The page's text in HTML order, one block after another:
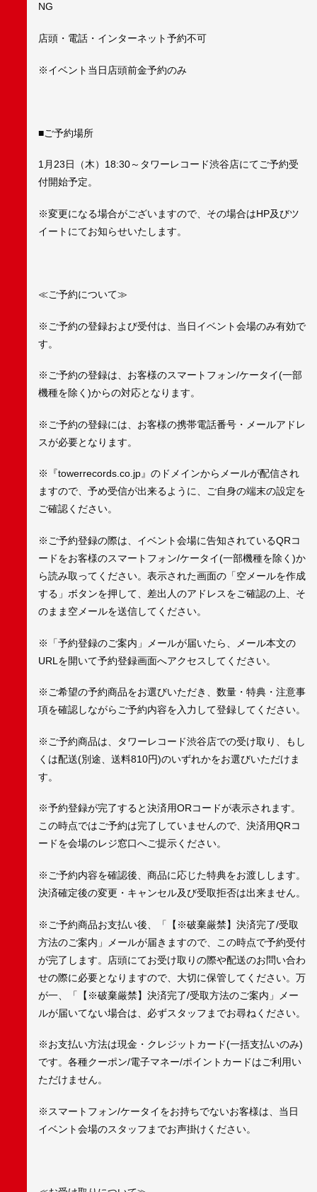
NG
店頭・電話・インターネット予約不可
※イベント当日店頭前金予約のみ
■ご予約場所
1月23日（木）18:30～タワーレコード渋谷店にてご予約受
付開始予定。
※変更になる場合がございますので、その場合はHP及びツ
イートにてお知らせいたします。
≪ご予約について≫
※ご予約の登録および受付は、当日イベント会場のみ有効で
す。
※ご予約の登録は、お客様のスマートフォン/ケータイ(一部
機種を除く)からの対応となります。
※ご予約の登録には、お客様の携帯電話番号・メールアドレ
スが必要となります。
※『towerrecords.co.jp』のドメインからメールが配信され
ますので、予め受信が出来るように、ご自身の端末の設定を
ご確認ください。
※ご予約登録の際は、イベント会場に告知されているQRコ
ードをお客様のスマートフォン/ケータイ(一部機種を除く)か
ら読み取ってください。表示された画面の「空メールを作成
する」ボタンを押して、差出人のアドレスをご確認の上、そ
のまま空メールを送信してください。
※「予約登録のご案内」メールが届いたら、メール本文の
URLを開いて予約登録画面へアクセスしてください。
※ご希望の予約商品をお選びいただき、数量・特典・注意事
項を確認しながらご予約内容を入力して登録してください。
※ご予約商品は、タワーレコード渋谷店での受け取り、もし
くは配送(別途、送料810円)のいずれかをお選びいただけま
す。
※予約登録が完了すると決済用ORコードが表示されます。
この時点ではご予約は完了していませんので、決済用QRコ
ードを会場のレジ窓口へご提示ください。
※ご予約内容を確認後、商品に応じた特典をお渡しします。
決済確定後の変更・キャンセル及び受取拒否は出来ません。
※ご予約商品お支払い後、「【※破棄厳禁】決済完了/受取
方法のご案内」メールが届きますので、この時点で予約受付
が完了します。店頭にてお受け取りの際や配送のお問い合わ
せの際に必要となりますので、大切に保管してください。万
が一、「【※破棄厳禁】決済完了/受取方法のご案内」メー
ルが届いてない場合は、必ずスタッフまでお尋ねください。
※お支払い方法は現金・クレジットカード(一括支払いのみ)
です。各種クーポン/電子マネー/ポイントカードはご利用い
ただけません。
※スマートフォン/ケータイをお持ちでないお客様は、当日
イベント会場のスタッフまでお声掛けください。